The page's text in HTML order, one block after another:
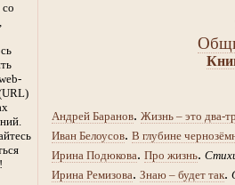
Андрей Баранов. Жизнь – это два-
Иван Белоусов. В глубине
Ирина Подюкова. Про жизнь.
Ирина Ремизова. Знаю – будет так.